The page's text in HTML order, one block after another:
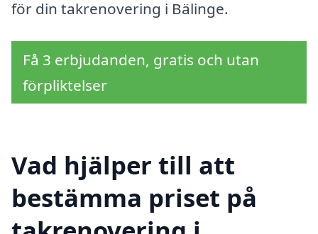
för din takrenovering i Bälinge.
Få 3 erbjudanden, gratis och utan
förpliktelser
Vad hjälper till att
bestämma priset på